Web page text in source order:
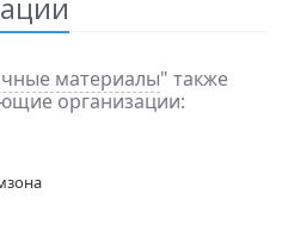
материалы" также
организации: